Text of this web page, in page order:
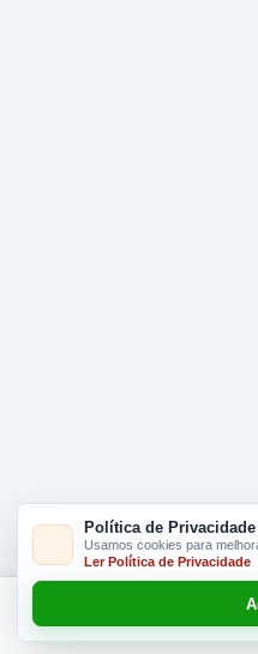
Política de Privacidade
Usamos cookies para
Ler Política de Privacidade